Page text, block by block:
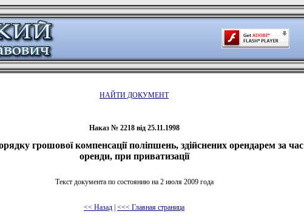
НАЙТИ ДОКУМЕНТ
Наказ № 2218 від 25.11.1998
грошової компенсації поліпшень, здійснених орендарем за час
оренди, при приватизації
Текст документа по состоянию на 2 июля 2009 года
<< Назад | <<< Главная страница